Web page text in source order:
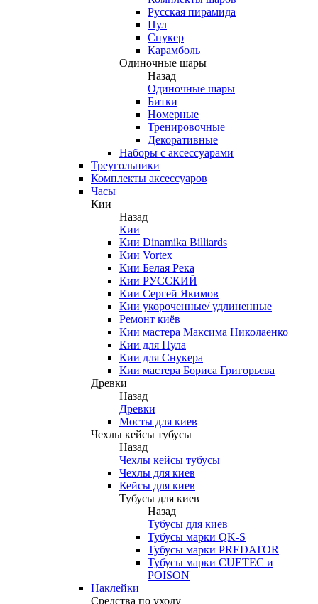
Русская пирамида
Пул
Снукер
Карамболь
Одиночные шары
Назад
Одиночные шары
Битки
Номерные
Тренировочные
Декоративные
Наборы с аксессуарами
Треугольники
Комплекты аксессуаров
Часы
Кии
Назад
Кии
Кии Dinamika Billiards
Кии Vortex
Кии Белая Река
Кии РУССКИЙ
Кии Сергей Якимов
Кии укороченные/ удлиненные
Ремонт киёв
Кии мастера Максима Николаенко
Кии для Пула
Кии для Снукера
Кии мастера Бориса Григорьева
Древки
Назад
Древки
Мосты для киев
Чехлы кейсы тубусы
Назад
Чехлы кейсы тубусы
Чехлы для киев
Кейсы для киев
Тубусы для киев
Назад
Тубусы для киев
Тубусы марки QK-S
Тубусы марки PREDATOR
Тубусы марки CUETEC и
POISON
Наклейки
Средства по уходу